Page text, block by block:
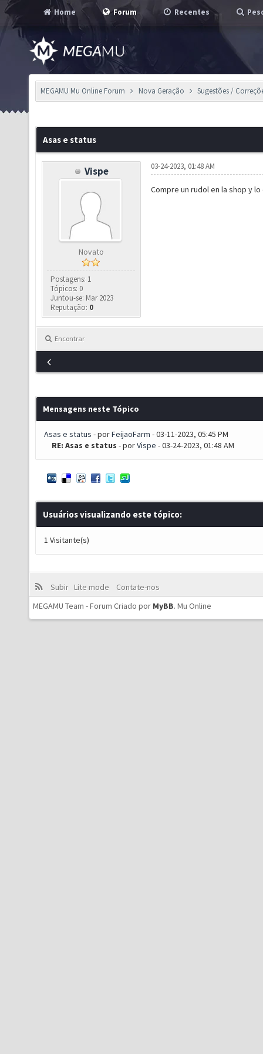
Home Forum Recentes
MEGAMU Mu Online Forum Nova Geração Sugestões /
Asas e status
Vispe
Novato
Postagens: 1
Tópicos: 0
Juntou-se: Mar 2023
Reputação: 0
03-24-2023, 01:48 AM
Compre un rudol en la shop y
Encontrar
Mensagens neste Tópico
Asas e status - porFeijaoFarm - 03-11-2023, 05:45 PM
RE: Asas e status - porVispe - 03-24-2023, 01:48 AM
Usuários visualizando este tópico:
1 Visitante(s)
Subir Lite mode
Contate-nos
MEGAMU Team - Forum Criado por MyBB. Mu Online